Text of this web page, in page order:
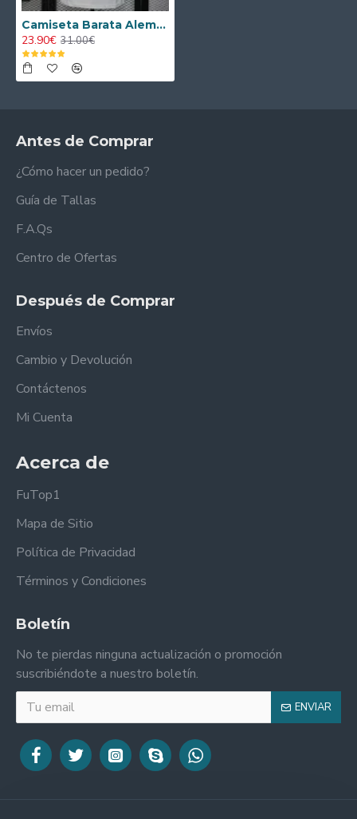
Camiseta Barata Alemania 2026 Versión Jugador Blanco
23.90€ 31.00€
Antes de Comprar
¿Cómo hacer un pedido?
Guía de Tallas
F.A.Qs
Centro de Ofertas
Después de Comprar
Envíos
Cambio y Devolución
Contáctenos
Mi Cuenta
Acerca de
FuTop1
Mapa de Sitio
Política de Privacidad
Términos y Condiciones
Boletín
No te pierdas ninguna actualización o promoción
suscribiéndote a nuestro boletín.
ENVIAR